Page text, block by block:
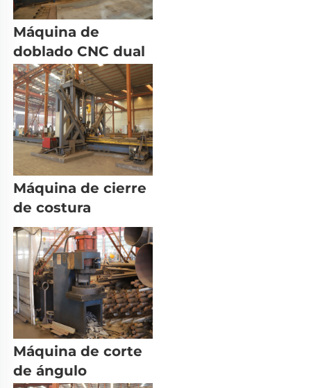
Máquina de
doblado CNC dual
Máquina de cierre
de costura
Máquina de corte
de ángulo